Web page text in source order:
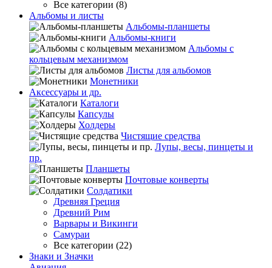
Все категории (8)
Альбомы и листы
Альбомы-планшеты
Альбомы-книги
Альбомы с
кольцевым механизмом
Листы для альбомов
Монетники
Аксессуары и др.
Каталоги
Капсулы
Холдеры
Чистящие средства
Лупы, весы, пинцеты и
пр.
Планшеты
Почтовые конверты
Солдатики
Древняя Греция
Древний Рим
Варвары и Викинги
Самураи
Все категории (22)
Знаки и Значки